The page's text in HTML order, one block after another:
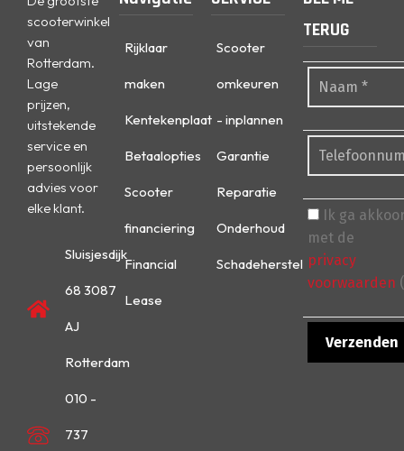
scooterwinkel
van
Rotterdam.
Lage
prijzen,
uitstekende
service en
persoonlijk
advies voor
elke klant.
Sluisjesdijk
68 3087
AJ
Rotterdam
010 -
737
Rijklaar
maken
Kentekenplaat
Betaalopties
Scooter
financiering
Financial
Lease
Scooter
omkeuren
- inplannen
Garantie
Reparatie
Onderhoud
Schadeherstel
TERUG
Ik ga
met de
privacy
voorwaarden